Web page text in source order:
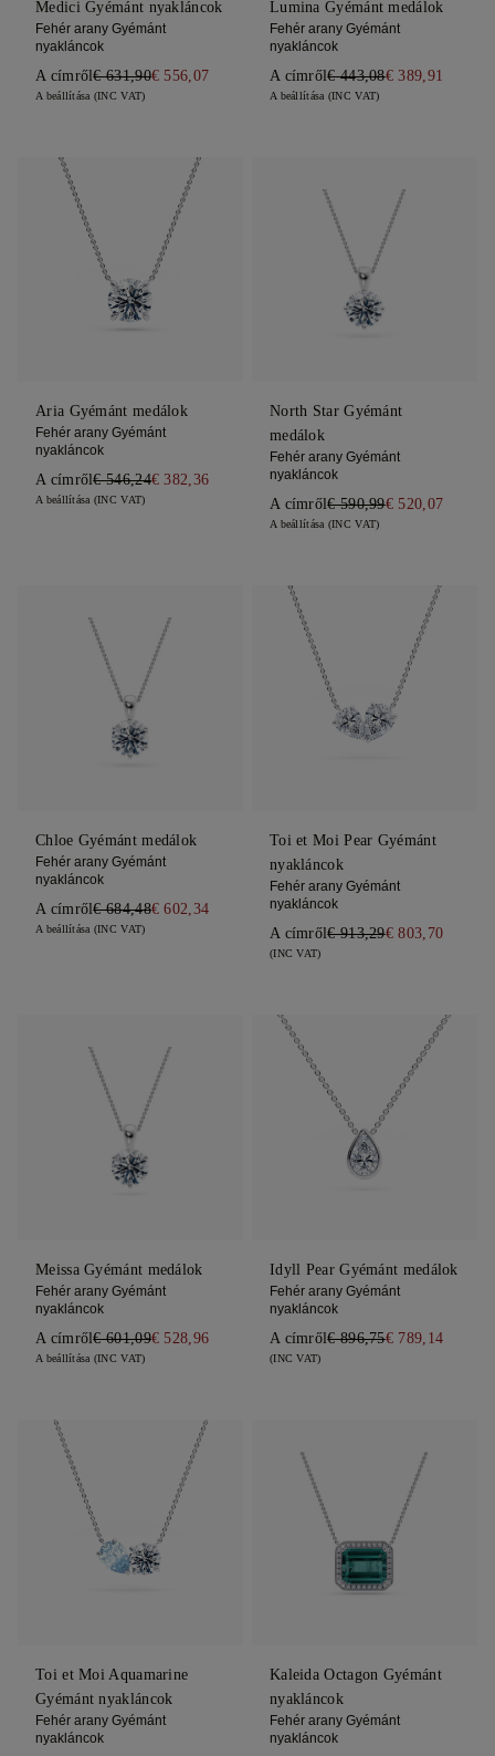
Medici Gyémánt nyakláncok
Fehér arany Gyémánt
nyakláncok
A címről€ 631,90€ 556,07
A beállítása (INC VAT)
Lumina Gyémánt medálok
Fehér arany Gyémánt
nyakláncok
A címről€ 443,08€ 389,91
A beállítása (INC VAT)
Aria Gyémánt medálok
Fehér arany Gyémánt
nyakláncok
A címről€ 546,24€ 382,36
A beállítása (INC VAT)
North Star Gyémánt
medálok
Fehér arany Gyémánt
nyakláncok
A címről€ 590,99€ 520,07
A beállítása (INC VAT)
Chloe Gyémánt medálok
Fehér arany Gyémánt
nyakláncok
A címről€ 684,48€ 602,34
A beállítása (INC VAT)
Toi et Moi Pear Gyémánt
nyakláncok
Fehér arany Gyémánt
nyakláncok
A címről€ 913,29€ 803,70
(INC VAT)
Meissa Gyémánt medálok
Fehér arany Gyémánt
nyakláncok
A címről€ 601,09€ 528,96
A beállítása (INC VAT)
Idyll Pear Gyémánt medálok
Fehér arany Gyémánt
nyakláncok
A címről€ 896,75€ 789,14
(INC VAT)
Toi et Moi Aquamarine
Gyémánt nyakláncok
Fehér arany Gyémánt
nyakláncok
Kaleida Octagon Gyémánt
nyakláncok
Fehér arany Gyémánt
nyakláncok